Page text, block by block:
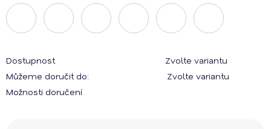
Dostupnost
Zvolte variantu
Můžeme doručit do:
Zvolte variantu
Možnosti doručení